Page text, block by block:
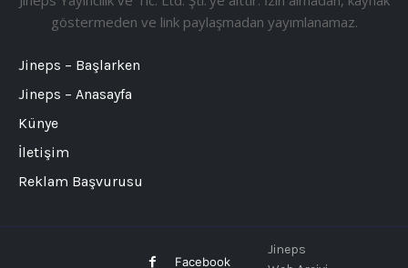
göstermeden ve link paylaşmadan yayımlanamaz.
Jineps – Başlarken
Jineps – Anasayfa
Künye
İletişim
Reklam Başvurusu
Facebook
Jineps